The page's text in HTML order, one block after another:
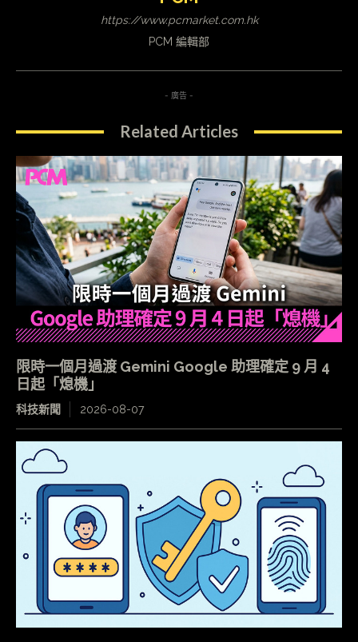
https://www.pcmarket.com.hk
PCM 編輯部
- 廣告 -
Related Articles
限時一個月過渡 Gemini Google 助理確定 9 月 4
日起「熄機」
科技新聞 2026-08-07